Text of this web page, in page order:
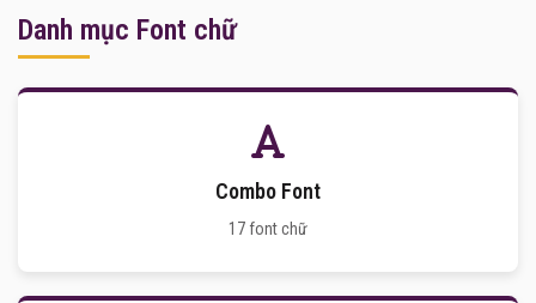
Danh mục Font chữ
Combo Font
17 font chữ